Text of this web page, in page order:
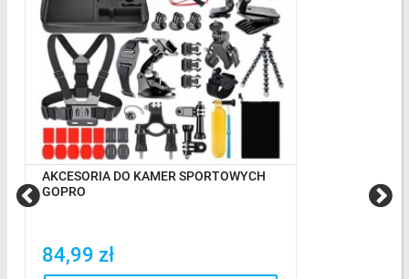
AKCESORIA DO KAMER SPORTOWYCH
GOPRO
84,99 zł